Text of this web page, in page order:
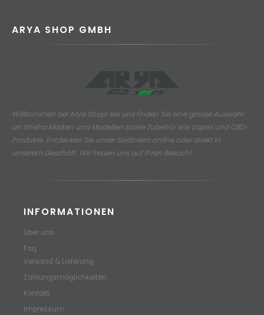
ARYA SHOP GMBH
Willkommen bei Arya Shop! Bei uns finden Sie eine grosse Auswahl
an Shisha Marken und Modellen sowie Zubehör wie Vapes und CBD-
Produkte. Entdecken Sie unser Sortiment online oder direkt in
unserem Geschäft. Wir freuen uns auf Ihren Besuch!
INFORMATIONEN
Über uns
Faq
Versand & Lieferung
Zahlungsmöglichkeiten
Kontakt
Impressum